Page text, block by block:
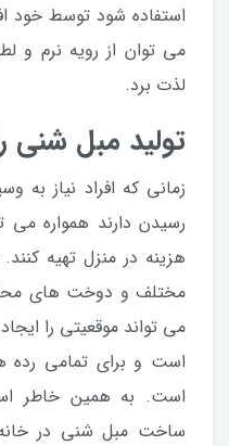
استفاده شود توسط خود
می توان از رویه نرم و
لذت برد.
تولید مبل شنی
زمانی که افراد نیاز
رسیدن دارند همواره می
هزینه در منزل تهیه
مختلف و دوخت های
می تواند موقعیتی را
است و برای تمامی رده
است. به همین خاطر
ساخت مبل شنی در خانه